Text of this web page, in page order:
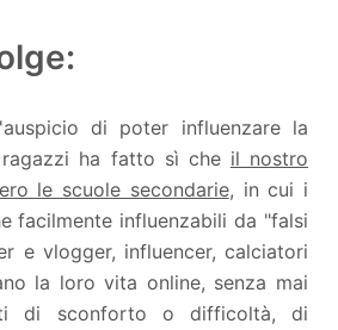
di poter influenzare la
ha fatto sì che il nostro
le scuole secondarie, in cui i
facilmente influenzabili da "falsi
e vlogger, influencer, calciatori
la loro vita online, senza mai
di sconforto o difficoltà, di